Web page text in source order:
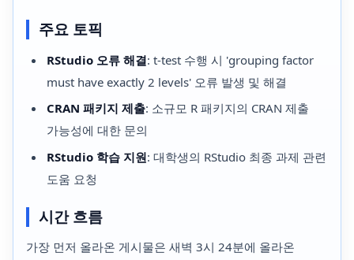
주요 토픽
RStudio 오류 해결: t-test 수행 시 'grouping factor
must have exactly 2 levels' 오류 발생 및 해결
CRAN 패키지 제출: 소규모 R 패키지의 CRAN 제출
가능성에 대한 문의
RStudio 학습 지원: 대학생의 RStudio 최종 과제 관련
도움 요청
시간 흐름
가장 먼저 올라온 게시물은 새벽 3시 24분에 올라온